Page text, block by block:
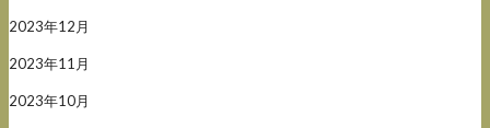
2023年12月
2023年11月
2023年10月